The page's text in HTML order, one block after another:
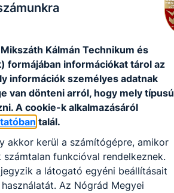
Kálmán Technikum és
formájában információkat tárol az
információk személyes adatnak
van dönteni arról, hogy mely típusú
A cookie-k alkalmazásáról
talál.
akkor kerül a számítógépre, amikor
funkcióval rendelkeznek.
a látogató egyéni beállításait
Az Nógrád Megyei